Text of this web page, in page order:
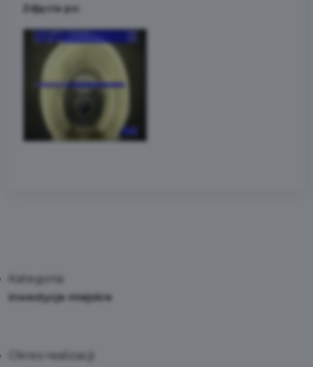
Zdjęcia po:
Kategoria:
Inwestycje miejskie
Okres realizacji: